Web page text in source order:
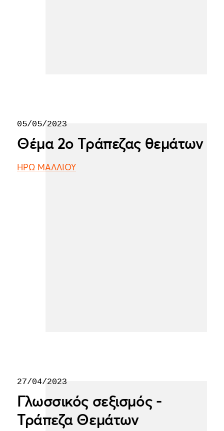
05/05/2023
Θέμα 2ο Τράπεζας θεμάτων
ΗΡΩ ΜΑΛΛΙΟΥ
27/04/2023
Γλωσσικός σεξισμός -
Τράπεζα Θεμάτων